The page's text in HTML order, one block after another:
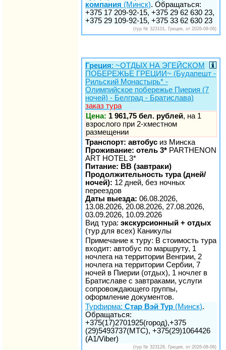
компания (Минск). Обращаться:
+375 17 209-92-15, +375 29 62 630 23,
+375 29 109-92-15, +375 33 62 630 23
(тур № 323101, Греция, от 2026-08-06)
Греция: ~ОТДЫХ НА ЭГЕЙСКОМ
ПОБЕРЕЖЬЕ ГРЕЦИИ~ (Будапешт -
Рильский Монастырь* -
Олимпийское побережье Пиерия (7
ночей) - Белград - Братислава)
заказ тура
Цена: 1 961,75 бел. рублей, на 1
взрослого при 2-хместном
размещении
Транспорт: автобус из Минска
Проживание: отель 3* PARTHENON
ART HOTEL 3*
Питание: BB (завтраки)
Продолжительность тура (дней/
ночей): 12 дней, без ночных
переездов
Даты выезда: 06.08.2026,
13.08.2026, 20.08.2026, 27.08.2026,
03.09.2026, 10.09.2026
Вид тура: экскурсионный + отдых
(тур для всех) Каникулы
Примечание к туру: В стоимость тура
входит: автобус по маршруту, 1
ночлега на территории Венгрии, 2
ночлега на территории Сербии, 7
ночей в Пиерии (отдых), 1 ночлег в
Братиславе с завтраками, услуги
сопровождающего группы,
оформление документов.
Турфирма: Стар Вэй Тур (Минск).
Обращаться:
+375(17)2701925(город),+375
(29)5493737(МТС), +375(29)1064426
(A1/Viber)
(тур № 323126, Греция, от 2026-08-06)